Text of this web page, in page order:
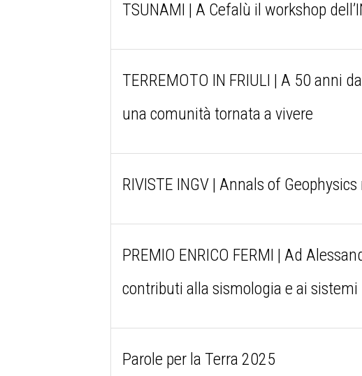
TSUNAMI | A Cefalù il workshop
TERREMOTO IN FRIULI | A 50 anni
una comunità tornata a vivere
RIVISTE INGV | Annals of
PREMIO ENRICO FERMI | Ad
contributi alla sismologia e ai
Parole per la Terra 2025